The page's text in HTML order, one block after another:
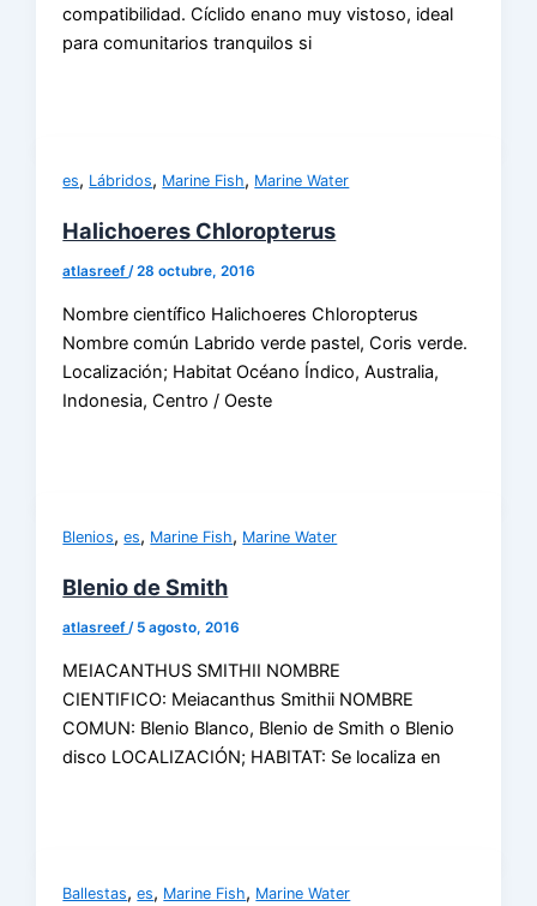
compatibilidad. Cíclido enano muy vistoso, ideal
para comunitarios tranquilos si
es, Lábridos, Marine Fish, Marine Water
Halichoeres Chloropterus
atlasreef/28 octubre, 2016
Nombre científico Halichoeres Chloropterus
Nombre común Labrido verde pastel, Coris verde.
Localización; Habitat Océano Índico, Australia,
Indonesia, Centro / Oeste
Blenios,es, Marine Fish, Marine Water
Blenio de Smith
atlasreef/ 5 agosto, 2016
MEIACANTHUS SMITHII NOMBRE
CIENTIFICO: Meiacanthus Smithii NOMBRE
COMUN: Blenio Blanco, Blenio de Smith o Blenio
disco LOCALIZACIÓN; HABITAT: Se localiza en
Ballestas,es, Marine Fish, Marine Water